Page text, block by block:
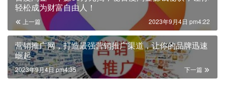
轻松成为财富自由人！
上一篇 2023年9月4日 pm4:22
营销推广网，打造最强营销推广渠道，让你的品牌迅速
崛起
下一篇
2023年9月4日 pm4:35